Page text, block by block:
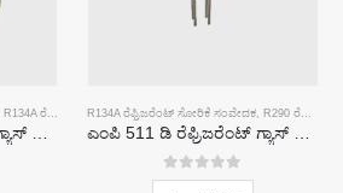
R134A ರೆಫ್ರಿಜರೆಂಟ್ ಸೋರಿಕೆ ಸಂವೇದಕ ,R290 ರೆಫ್ರಿಜರೆಂಟ್ ಸೋರಿಕೆ ಸಂವೇದಕ
ಎಂಪಿ 510 ಸಿ ರೆಫ್ರಿಜರೆಂಟ್ ಗ್ಯಾಸ್ ಸೆನ್ಸಾರ್ | ಆರ್ 32, ಆರ್ 134 ಎ, ಆರ್ 410 ಎ, ಆರ್ 290 ಗಾಗಿ ಹೈ-ಸೆನ್ಸಿಟಿವಿಟಿ ಫ್ರಿಯಾನ್ ಸೋರಿಕೆ ಪತ್ತೆ
R134A ರೆಫ್ರಿಜರೆಂಟ್ ಸೋರಿಕೆ ಸಂವೇದಕ, R290 ರೆಫ್ರಿಜರೆಂಟ್ ಸೋರಿಕೆ ಸಂವೇದಕ
ಎಂಪಿ 511 ಡಿ ರೆಫ್ರಿಜರೆಂಟ್ ಗ್ಯಾಸ್ ಸೆನ್ಸಾರ್-ಶೈತ್ಯೀಕರಣದ ಸೋರಿಕೆ ಪತ್ತೆಗಾಗಿ ಅರೆವಾಹಕ ಆಧಾರಿತ ಸಂವೇದಕ
05 ರಲ್ಲಿ